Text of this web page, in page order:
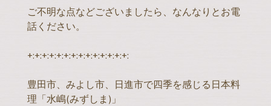
ご不明な点などございましたら、なんなりとお電
話ください。
+:+:+:+:+:+:+:+:+:+:+:+:+:+:
豊田市、みよし市、日進市で四季を感じる日本料
理「水嶋(みずしま)」